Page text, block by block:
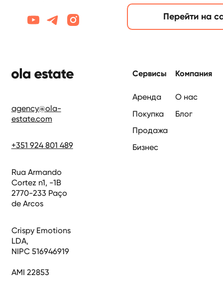
Перейти на
agency@ola-
estate.com
+351 924 801 489
Rua Armando
Cortez n1, -1B
2770-233 Paço
de Arcos
Crispy Emotions
LDA,
NIPC 516946919
AMI 22853
Сервисы
Аренда
Покупка
Продажа
Бизнес
Компания
О нас
Блог